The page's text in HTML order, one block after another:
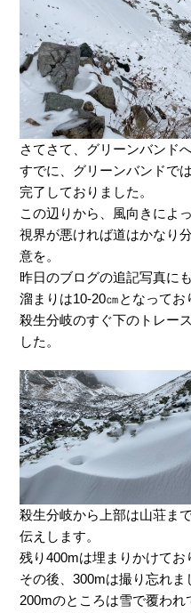
さてさて、グリーンバンドへ
すでに、グリーンバンドで
完了しておりました。
この辺りから、風向きによ
視界が悪ければ道はかなり
意を。
昨日のブログの追記写真に
溜まりは10-20㎝となってお
殺生分岐のすぐ下のトレー
した。
殺生分岐から上部は山荘ま
伝えします。
残り400mは埋まりかけてお
その後、300mは撮り忘れま
200mのところは雪で覆われ